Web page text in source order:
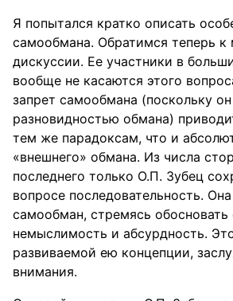
Я попытался кратко описать
самообмана. Обратимся теперь к
дискуссии. Ее участники в
вообще не касаются этого
запрет самообмана (поскольку
разновидностью обмана)
тем же парадоксам, что и
«внешнего» обмана. Из числа
последнего только О.П. Зубец
вопросе последовательность.
самообман, стремясь обосновать
немыслимость и абсурдность.
развиваемой ею концепции,
внимания.